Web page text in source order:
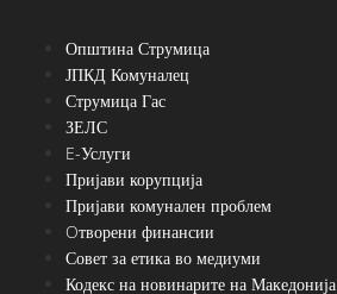
Општина Струмица
ЈПКД Комуналец
Струмица Гас
ЗЕЛС
E-Услуги
Пријави корупција
Пријави комунален проблем
Oтворени финансии
Совет за етика во медиуми
Кодекс на новинарите на Македонија